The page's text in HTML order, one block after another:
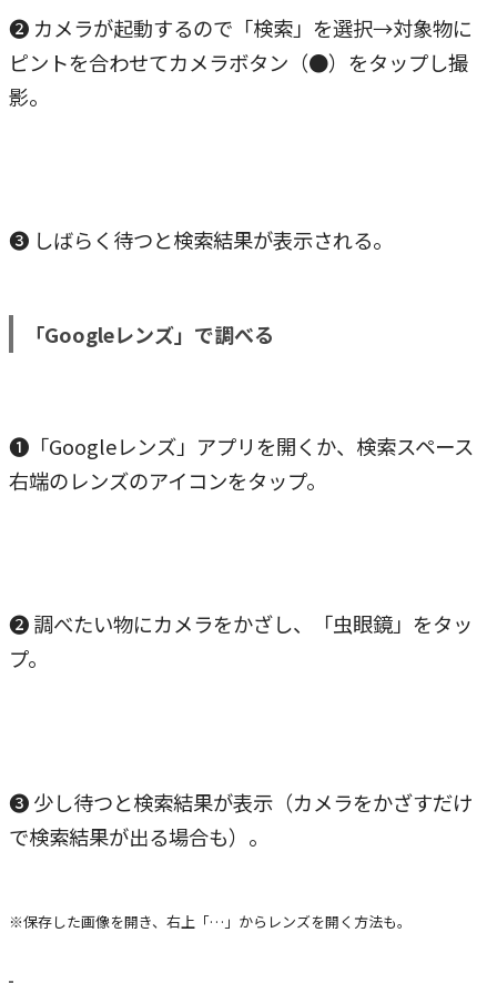
❷ カメラが起動するので「検索」を選択→対象物に
ピントを合わせてカメラボタン（●）をタップし撮
影。
❸ しばらく待つと検索結果が表示される。
「Googleレンズ」で調べる
❶「Googleレンズ」アプリを開くか、検索スペース
右端のレンズのアイコンをタップ。
❷ 調べたい物にカメラをかざし、「虫眼鏡」をタッ
プ。
❸ 少し待つと検索結果が表示（カメラをかざすだけ
で検索結果が出る場合も）。
※保存した画像を開き、右上「…」からレンズを開く方法も。